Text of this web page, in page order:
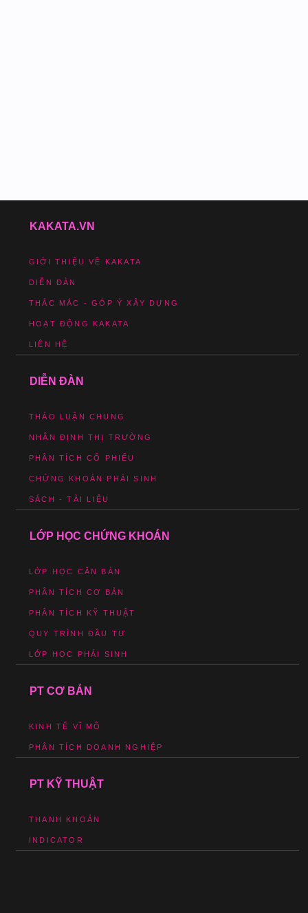
KAKATA.VN
GIỚI THIỆU VỀ KAKATA
DIỄN ĐÀN
THẮC MẮC - GÓP Ý XÂY DỰNG
HOẠT ĐỘNG KAKATA
LIÊN HỆ
DIỄN ĐÀN
THẢO LUẬN CHUNG
NHẬN ĐỊNH THỊ TRƯỜNG
PHÂN TÍCH CỔ PHIẾU
CHỨNG KHOÁN PHÁI SINH
SÁCH - TÀI LIỆU
LỚP HỌC CHỨNG KHOÁN
LỚP HỌC CĂN BẢN
PHÂN TÍCH CƠ BẢN
PHÂN TÍCH KỸ THUẬT
QUY TRÌNH ĐẦU TƯ
LỚP HỌC PHÁI SINH
PT CƠ BẢN
KINH TẾ VĨ MÔ
PHÂN TÍCH DOANH NGHIỆP
PT KỸ THUẬT
THANH KHOẢN
INDICATOR